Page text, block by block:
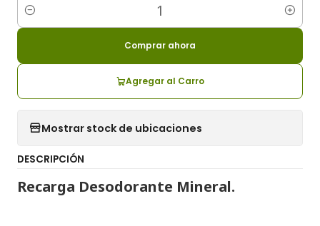
Cantidad
Agregar al Carro
Comprar ahora
Mostrar stock de ubicaciones
DESCRIPCIÓN
Recarga Desodorante Mineral.